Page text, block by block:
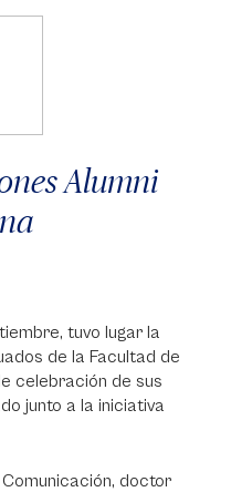
Alumni
tuvo lugar la
de la Facultad de
celebración de sus
junto a la iniciativa
doctor